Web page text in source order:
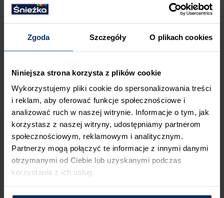
Zgoda Szczegóły O plikach cookies
Niniejsza strona korzysta z plików cookie
Wykorzystujemy pliki cookie do spersonalizowania treści
i reklam, aby oferować funkcje społecznościowe i
analizować ruch w naszej witrynie. Informacje o tym, jak
korzystasz z naszej witryny, udostępniamy partnerom
społecznościowym, reklamowym i analitycznym.
Partnerzy mogą połączyć te informacje z innymi danymi
otrzymanymi od Ciebie lub uzyskanymi podczas
korzystania z ich usług.
ZGŁOŚ BŁĄD
PRZED WIZYTĄ W SKLEPIE POLECAMY: